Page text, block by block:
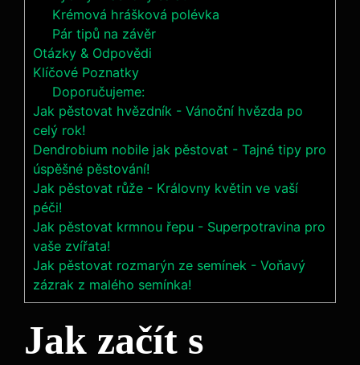
Krémová hrášková polévka
Pár tipů na závěr
Otázky & Odpovědi
Klíčové Poznatky
Doporučujeme:
Jak pěstovat hvězdník - Vánoční hvězda po
celý rok!
Dendrobium nobile jak pěstovat - Tajné tipy pro
úspěšné pěstování!
Jak pěstovat růže - Královny květin ve vaší
péči!
Jak pěstovat krmnou řepu - Superpotravina pro
vaše zvířata!
Jak pěstovat rozmarýn ze semínek - Voňavý
zázrak z malého semínka!
Jak začít s